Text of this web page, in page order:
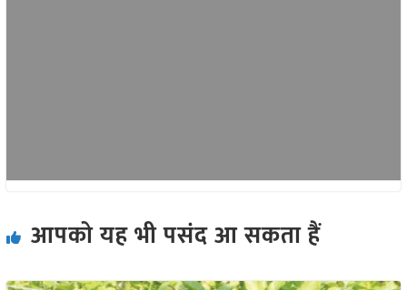
आपको यह भी पसंद आ सकता हैं